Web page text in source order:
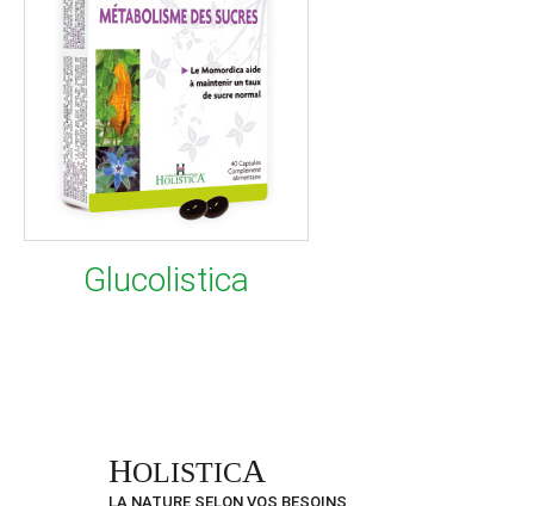
Glucolistica
HOLISTICA
LA NATURE SELON VOS BESOINS